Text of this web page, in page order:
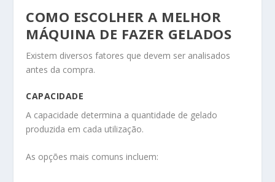
COMO ESCOLHER A MELHOR
MÁQUINA DE FAZER GELADOS
Existem diversos fatores que devem ser analisados
antes da compra.
CAPACIDADE
A capacidade determina a quantidade de gelado
produzida em cada utilização.
As opções mais comuns incluem: